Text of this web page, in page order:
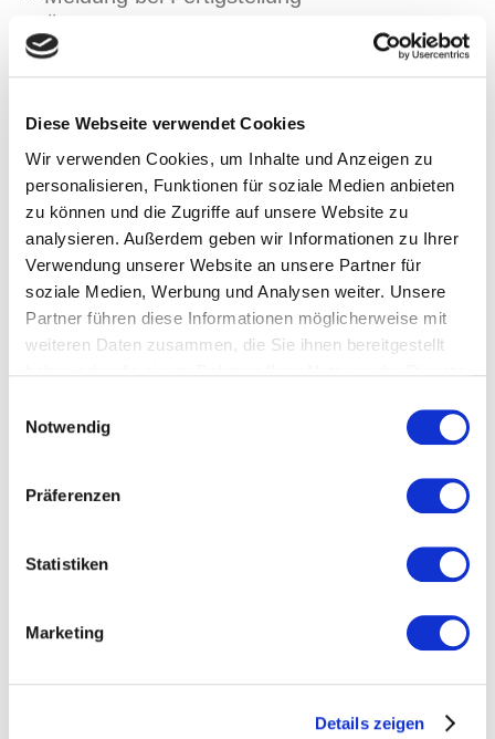
Diese Webseite verwendet Cookies
Wir verwenden Cookies, um Inhalte und Anzeigen zu
personalisieren, Funktionen für soziale Medien anbieten
zu können und die Zugriffe auf unsere Website zu
analysieren. Außerdem geben wir Informationen zu Ihrer
Verwendung unserer Website an unsere Partner für
soziale Medien, Werbung und Analysen weiter. Unsere
Partner führen diese Informationen möglicherweise mit
weiteren Daten zusammen, die Sie ihnen bereitgestellt
Cookies, wenn Sie unsere Webseite weiterhin nutzen.
Notwendig
Präferenzen
Statistiken
Marketing
Details zeigen
-- Übergabe des Fahrzeugs an Sie
Gute Fahrt.
Einige unserer
Ermittlung der
Schlüsselnummer
(aus Ihrer Zulassung)
Ölwegweiser
Scheibenservice
Nachrüstungen aller Art